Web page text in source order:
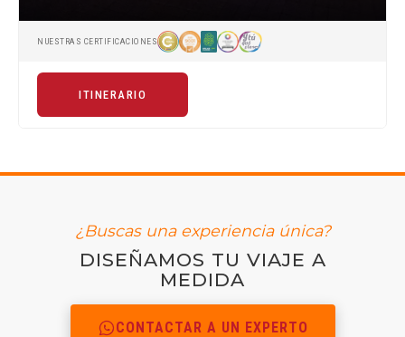
NUESTRAS CERTIFICACIONES
ITINERARIO
¿Buscas una experiencia única?
DISEÑAMOS TU VIAJE A
MEDIDA
CONTACTAR A UN EXPERTO